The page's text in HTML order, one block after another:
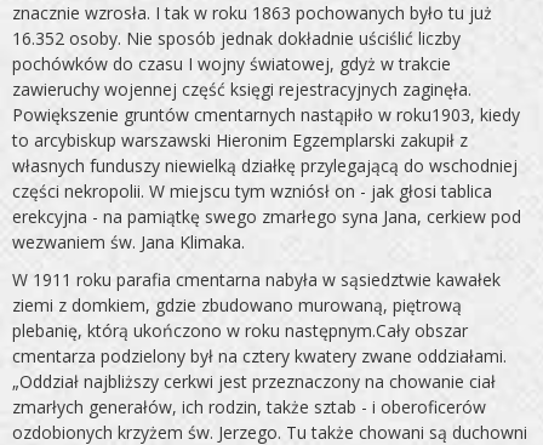
znacznie wzrosła. I tak w roku 1863 pocho­wanych było tu już
16.352 osoby. Nie sposób jednak dokład­nie uściślić liczby
pochówków do czasu I wojny światowej, gdyż w trakcie
zawieruchy wojennej część księgi rejestracyj­nych zaginęła.
Powiększenie gruntów cmentarnych nastąpiło w roku1903, kiedy
to arcybiskup warszawski Hieronim Egzemplarski zakupił z
własnych funduszy niewielką działkę przylega­jącą do wschodniej
części nekropolii. W miejscu tym wzniósł on - jak głosi tablica
erekcyjna - na pamiątkę swego zmar­łego syna Jana, cerkiew pod
wezwaniem św. Jana Klimaka.
W 1911 roku parafia cmentarna nabyła w sąsiedztwie kawałek
ziemi z domkiem, gdzie zbudowano murowaną, pię­trową
plebanię, którą ukończono w roku następnym.Cały obszar
cmentarza podzielony był na cztery kwate­ry zwane oddziałami.
„Oddział najbliższy cerkwi jest przezna­czony na chowanie ciał
zmarłych generałów, ich rodzin, tak­że sztab - i oberoficerów
ozdobionych krzyżem św. Jerzego. Tu także chowani są duchowni